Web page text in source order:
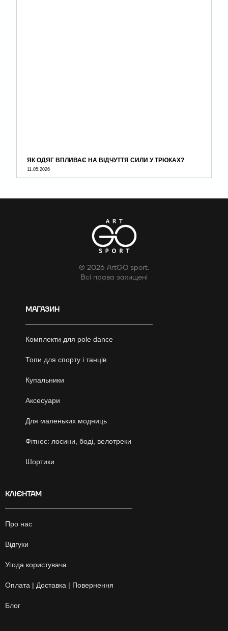
ЯК ОДЯГ ВПЛИВАЄ НА ВІДЧУТТЯ СИЛИ У ТРЮКАХ?
11.05.2026
© 2026 ArtGO sport.
Всі права захищені
МАГАЗИН
Комплекти для pole dance
Топи для спорту і танців
Купальники
Аксесуари
Для маленьких модниць
Фітнес: лосини, боді, велотреки
Шортики
КЛІЄНТАМ
Про нас
Відгуки
Угода користувача
Оплата | Доставка | Повернення
Блог